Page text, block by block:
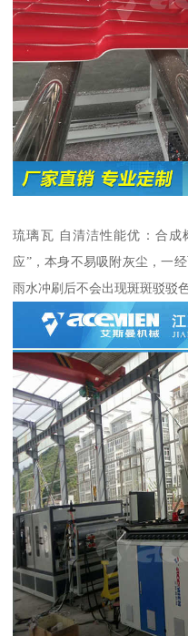
琉璃瓦 自清洁性能优：合成
应”，本身不易吸附灰尘，一
雨水冲刷后不会出现斑斑驳驳色